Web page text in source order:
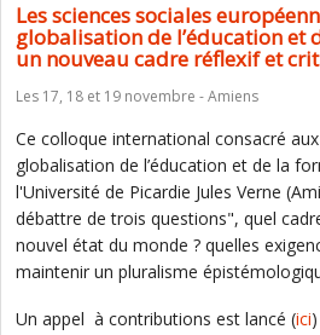
Les sciences sociales
globalisation de l’éducation et
un nouveau cadre réflexif et
Les 17, 18 et 19 novembre - Amiens
Ce colloque international consacré
globalisation de l’éducation et de la
l'Université de Picardie Jules Verne
débattre de trois questions", quel
nouvel état du monde ? quelles
maintenir un pluralisme
Un appel à contributions est lancé (ici)